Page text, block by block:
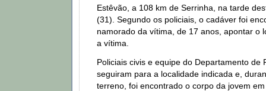
Estêvão, a 108 km de Serrinha, na tarde
(31). Segundo os policiais, o cadáver foi
namorado da vítima, de 17 anos, apontar o
a vítima.
Policiais civis e equipe do Departamento de
seguiram para a localidade indicada e,
terreno, foi encontrado o corpo da jovem